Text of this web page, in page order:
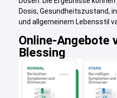
Dosis, Gesundheitszustand,
und allgemeinem Lebensstil
Online-Angebote
Blessing